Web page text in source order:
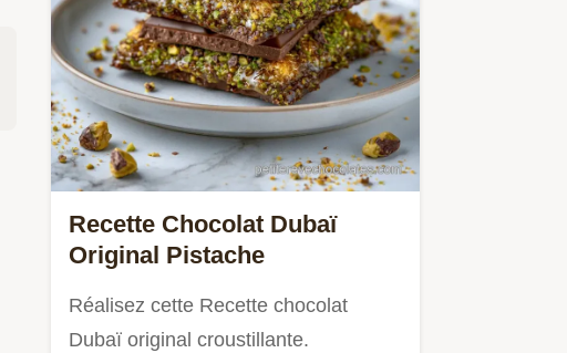
Recette Chocolat Dubaï
Original Pistache
Réalisez cette Recette chocolat
Dubaï original croustillante.